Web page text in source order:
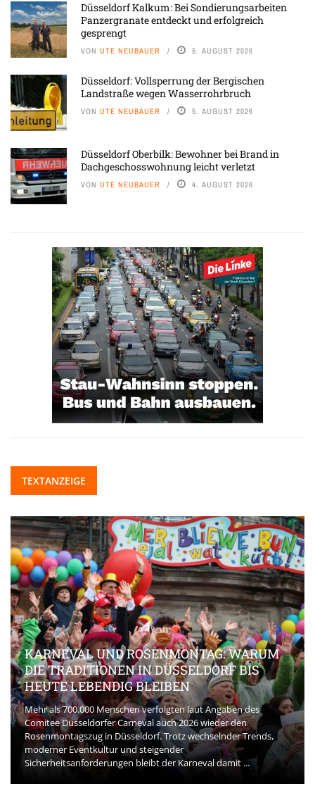
Düsseldorf Kalkum: Bei Sondierungsarbeiten
Panzergranate entdeckt und erfolgreich
gesprengt
VON UTE NEUBAUER 5. AUGUST 2026
Düsseldorf: Vollsperrung der Bergischen
Landstraße wegen Wasserrohrbruch
VON UTE NEUBAUER 5. AUGUST 2026
Düsseldorf Oberbilk: Bewohner bei Brand in
Dachgeschosswohnung leicht verletzt
VON UTE NEUBAUER 4. AUGUST 2026
TEXTANZEIGE
KARNEVAL UND ROSENMONTAG: WARUM
DIE TRADITIONEN IN DÜSSELDORF BIS
HEUTE LEBENDIG BLEIBEN
Mehr als 700.000 Menschen verfolgten laut Angaben des
Comitee Düsseldorfer Carneval auch 2026 wieder den
Rosenmontagszug in Düsseldorf. Trotz wechselnder Trends,
moderner Eventkultur und steigender
Sicherheitsanforderungen bleibt der Karneval damit ...